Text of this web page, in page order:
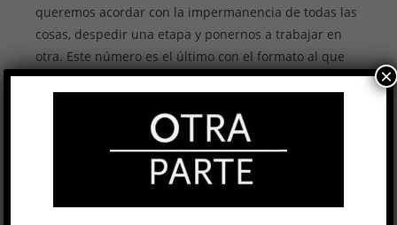
queremos acordar con la impermanencia de todas las
cosas, despedir una etapa y ponernos a trabajar en
otra. Este número es el último con el formato al que
ya estábamos demasiado habituados. OTRA PARTE
publicándose en la web todos los jueves, como
prueba de que el espacio de disidencias que
compartimos con ustedes sigue activo. Sabemos que
en el deseo de diferentes formas de vida y la atención
a la época ya se esbozan formatos nuevos.
×